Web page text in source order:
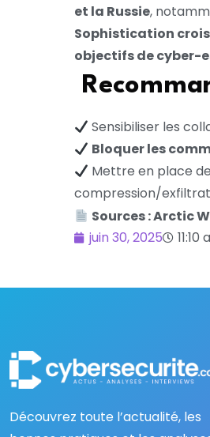
et la Russie,
Sophistication
objectifs de cyber-
Sensibiliser les
Bloquer les
Mettre en place
compression/
Sources : Arctic
juin 30, 2025
11:10
Découvrez toute l’actualité, les